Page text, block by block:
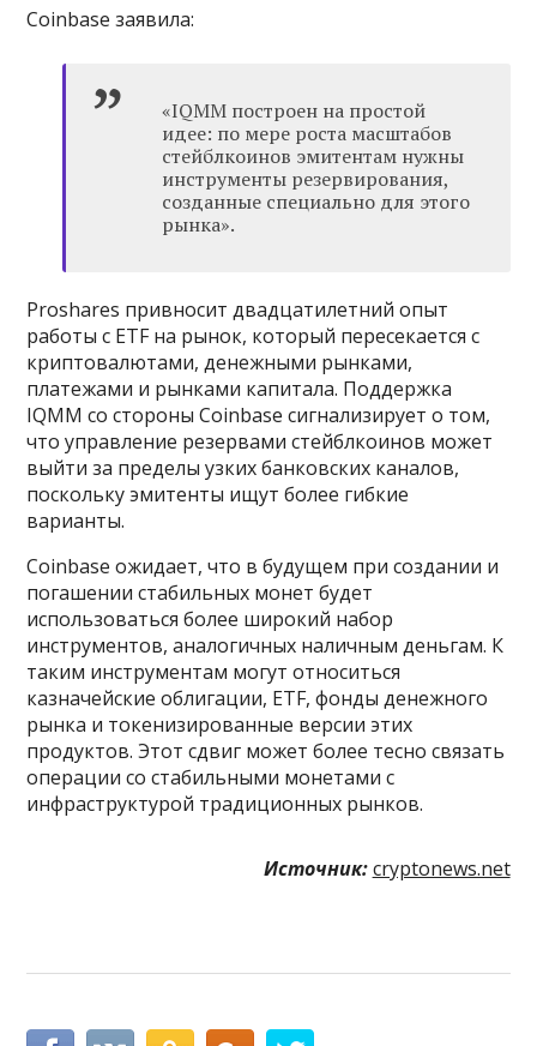
Coinbase заявила:
«IQMM построен на простой
идее: по мере роста масштабов
стейблкоинов эмитентам нужны
инструменты резервирования,
созданные специально для этого
рынка».
Proshares привносит двадцатилетний опыт
работы с ETF на рынок, который пересекается с
криптовалютами, денежными рынками,
платежами и рынками капитала. Поддержка
IQMM со стороны Coinbase сигнализирует о том,
что управление резервами стейблкоинов может
выйти за пределы узких банковских каналов,
поскольку эмитенты ищут более гибкие
варианты.
Coinbase ожидает, что в будущем при создании и
погашении стабильных монет будет
использоваться более широкий набор
инструментов, аналогичных наличным деньгам. К
таким инструментам могут относиться
казначейские облигации, ETF, фонды денежного
рынка и токенизированные версии этих
продуктов. Этот сдвиг может более тесно связать
операции со стабильными монетами с
инфраструктурой традиционных рынков.
Источник: cryptonews.net